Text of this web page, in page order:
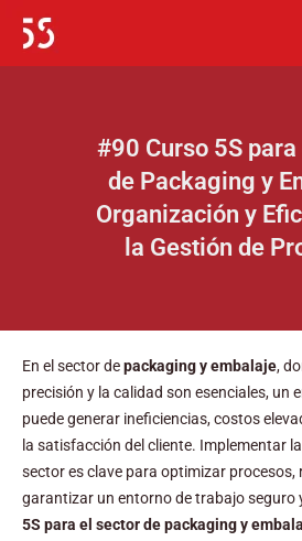
#90 Curso 5S
de Packaging y
Organización y
la Gestión de
En el sector depackaging y embalaje,
precisión y la calidad son esenciales, un
puede generar ineficiencias, costos
la satisfacción del cliente. Implementar la
sector es clave para optimizar procesos,
garantizar un entorno de trabajo seguro
5S para el sector de packaging y